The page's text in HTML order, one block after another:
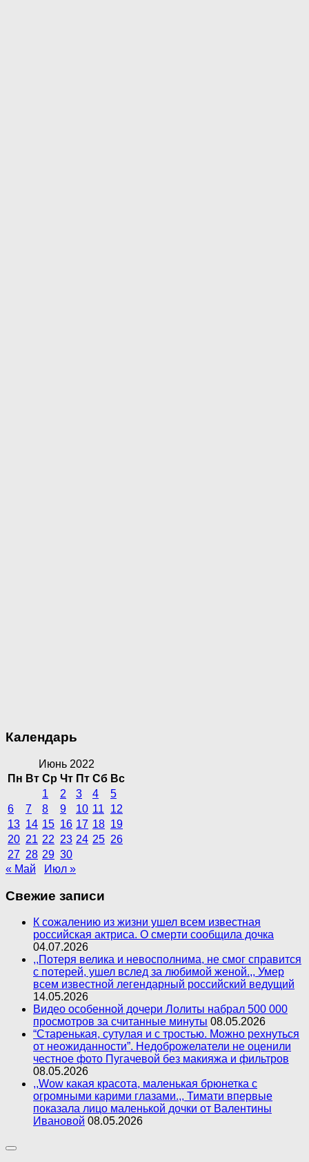
Календарь
Июнь 2022
Пн Вт Ср Чт Пт Сб Вс
1
2 3 4
5
6
7 8 9 10 11
12
13 14 15 16 17 18 19
20 21 22 23 24 25 26
27 28 29 30
« Май
Июл »
Свежие записи
К сожалению из жизни ушел всем известная
российская актриса. О смерти сообщила дочка
04.07.2026
,,Потеря велика и невосполнима, не смог справится
с потерей, ушел вслед за любимой женой.,, Умер
всем известной легендарный российский ведущий
14.05.2026
Видео особенной дочери Лолиты набрал 500 000
просмотров за считанные минуты 08.05.2026
“Старенькая, сутулая и с тростью. Можно рехнуться
от неожиданности”. Недоброжелатели не оценили
честное фото Пугачевой без макияжа и фильтров
08.05.2026
,,Wow какая красота, маленькая брюнетка с
огромными карими глазами.,, Тимати впервые
показала лицо маленькой дочки от Валентины
Ивановой 08.05.2026